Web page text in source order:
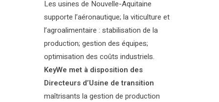
Les usines de Nouvelle-Aquitaine
supporte l’aéronautique; la viticulture et
l’agroalimentaire : stabilisation de la
production; gestion des équipes;
optimisation des coûts industriels.
KeyWe met à disposition des
Directeurs d’Usine de transition
maîtrisants la gestion de production